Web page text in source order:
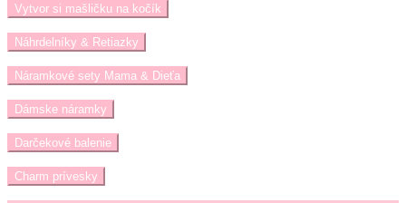
Vytvor si mašličku na kočík
Náhrdelníky & Retiazky
Náramkové sety Mama & Dieťa
Dámske náramky
Darčekové balenie
Charm prívesky